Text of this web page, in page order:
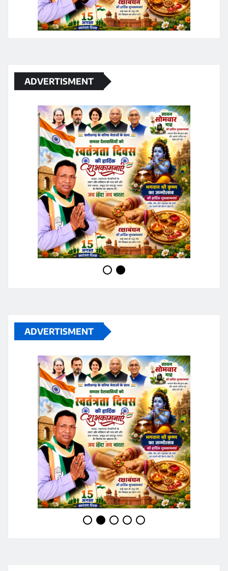
ADVERTISMENT
ADVERTISMENT